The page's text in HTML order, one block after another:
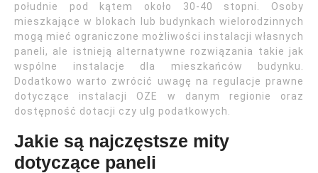
południe pod kątem około 30-40 stopni. Osoby
mieszkające w blokach lub budynkach wielorodzinnych
mogą mieć ograniczone możliwości instalacji własnych
paneli, ale istnieją alternatywne rozwiązania takie jak
wspólne instalacje dla mieszkańców budynku.
Dodatkowo warto zwrócić uwagę na regulacje prawne
dotyczące instalacji OZE w danym regionie oraz
dostępność dotacji czy ulg podatkowych.
Jakie są najczęstsze mity
dotyczące paneli